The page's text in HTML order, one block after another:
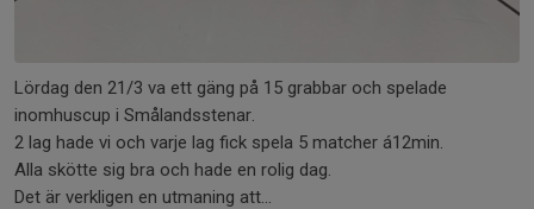
Lördag den 21/3 va ett gäng på 15 grabbar och spelade
inomhuscup i Smålandsstenar.
2 lag hade vi och varje lag fick spela 5 matcher á12min.
Alla skötte sig bra och hade en rolig dag.
Det är verkligen en utmaning att...